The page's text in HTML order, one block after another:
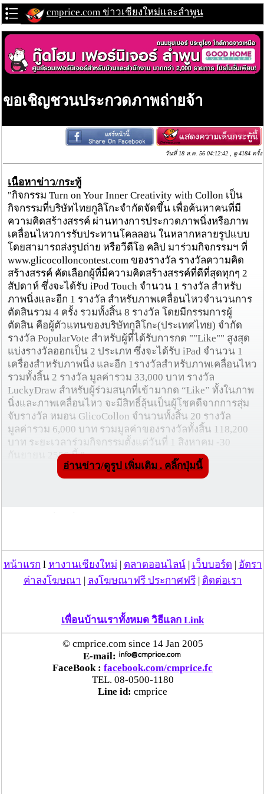
cmprice.com ข่าวเชียงใหม่และลำพูน
ขอเชิญชวนประกวดภาพถ่ายจ้า
วันที่ 18 ส.ค. 56 04:12:42 , ดู 4184 ครั้ง
เนื้อหาข่าว/กระทู้
"กิจกรรม Turn on Your Inner Creativity with Collon เป็น
กิจกรรมที่บริษัทไทยกูลิโกะจำกัดจัดขึ้น เพื่อค้นหาคนที่มี
ความคิดสร้างสรรค์ ผ่านทางการประกวดภาพนิ่งหรือภาพ
เคลื่อนไหวการรับประทานโคลลอน ในหลากหลายรูปแบบ
โดยสามารถส่งรูปถ่าย หรือวีดีโอ คลิป มาร่วมกิจกรรมฯ ที่
www.glicocolloncontest.com ของรางวัล รางวัลความคิด
สร้างสรรค์ คัดเลือกผู้ที่มีความคิดสร้างสรรค์ที่ดีที่สุดทุกๆ 2
สัปดาห์ ซึ่งจะได้รับ iPod Touch จำนวน 1 รางวัล สำหรับ
ภาพนิ่งและอีก 1 รางวัล สำหรับภาพเคลื่อนไหวจำนวนการ
ตัดสินรวม 4 ครั้ง รวมทั้งสิ้น 8 รางวัล โดยมีกรรมการผู้
ตัดสิน คือผู้ตัวแทนของบริษัทกูลิโกะ(ประเทศไทย) จำกัด
รางวัล PopularVote สำหรับผู้ที่ได้รับการกด ""Like"" สูงสุด
แบ่งรางวัลออกเป็น 2 ประเภท ซึ่งจะได้รับ iPad จำนวน 1
เครื่องสำหรับภาพนิ่ง และอีก 1รางวัลสำหรับภาพเคลื่อนไหว
รวมทั้งสิ้น 2 รางวัล มูลค่ารวม 33,000 บาท รางวัล
LuckyDraw สำหรับผู้ร่วมสนุกที่เข้ามากด “Like” ทั้งในภาพ
นิ่งและภาพเคลื่อนไหว จะมีสิทธิ์ลุ้นเป็นผู้โชคดีจากการสุ่ม
จับรางวัล หมอน GlicoCollon จำนวนทั้งสิ้น 20 รางวัล
มูลค่ารวม 6,000 บาท รวมมูลค่าของรางวัลทั้งสิ้น 118,200
บาท ระยะเวลาร่วมกิจกรรมตั้งแต่วันที่ 1 สิงหาคม -30
กันยายน 2556 นี้ "
หวิดสูญเงินเกือบสองแสน โชคดีรู้ตัวเร็ว! รีบแจ้งตร.
ประสาน สตช.สายด่วน 1441 อายัดบัญชี-ตามเงินได้
คืนครบ
ตร.สภ.เมืองลำพูน ยึดยาบ้ากว่า 700 เม็ด หลังชาว
บ้านแจ้งพบถุงพลาสติกพันเทปสีดำต้องสงสัยในสวน
ลำไย
แม่สะเรียง ลุยตรวจ “สกุชชี่“ ของเล่นอันตราย พบไร้
มาตรฐานเสี่ยงอันตราย สั่งห้ามขาย-เตือนภัยผู้
ปกครองเฝ้าระวังบุตรหลาน
อ่านข่าว/ดูรูป เพิ่มเติม . คลิ๊กปุ่มนี้
หน้าแรก l หางานเชียงใหม่ ตลาดออนไลน์| เว็บบอร์ด
อัตรา
ค่าลงโฆษณา
ลงโฆษณาฟรี ประกาศฟรี| ติดต่อเรา
เพื่อนบ้านเราทั้งหมด วิธีแลก Link
© cmprice.com since 14 Jan 2005
E-mail:
FaceBook : facebook.com/cmprice.fc
TEL. 08-0500-1180
Line id: cmprice